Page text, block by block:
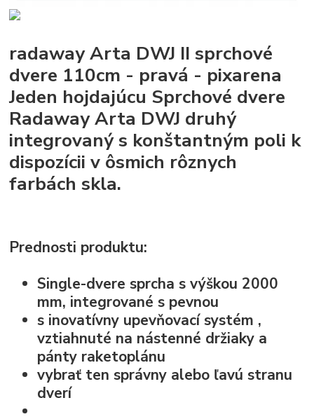
radaway Arta DWJ II sprchové
dvere 110cm - pravá - pixarena
Jeden hojdajúcu Sprchové dvere
Radaway Arta DWJ druhý
integrovaný s konštantným poli k
dispozícii v ôsmich rôznych
farbách skla.
Prednosti produktu:
Single-dvere sprcha s výškou 2000
mm, integrované s pevnou
s inovatívny upevňovací systém ,
vztiahnuté na nástenné držiaky a
pánty raketoplánu
vybrať ten správny alebo ľavú stranu
dverí